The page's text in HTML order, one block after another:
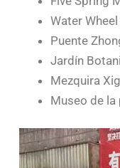
Water
Puente
Jardín
Mezquira
Museo de la